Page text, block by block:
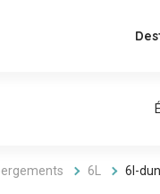
6L 6l-